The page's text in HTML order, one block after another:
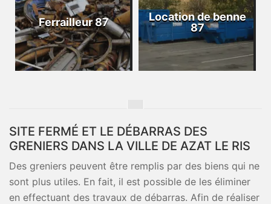
Ferrailleur 87
Location de benne
87
SITE FERMÉ ET LE DÉBARRAS DES
GRENIERS DANS LA VILLE DE AZAT LE RIS
Des greniers peuvent être remplis par des biens qui ne
sont plus utiles. En fait, il est possible de les éliminer
en effectuant des travaux de débarras. Afin de réaliser